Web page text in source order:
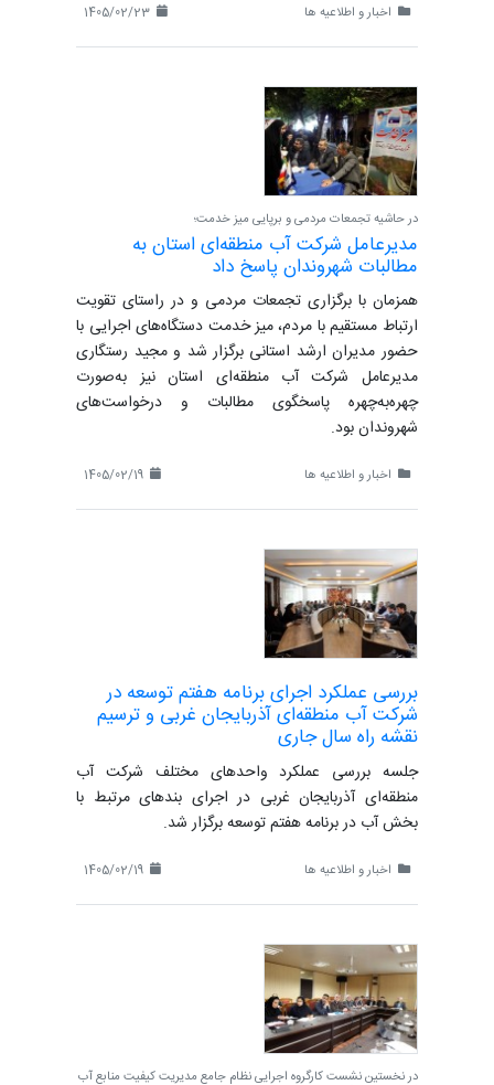
اخبار و اطلاعیه ها
در حاشیه تجمعات مردمی و برپایی میز خدمت؛
مدیرعامل شرکت آب منطقه‌ای استان به
مطالبات شهروندان پاسخ داد
همزمان با برگزاری تجمعات مردمی و در راستای تقویت
ارتباط مستقیم با مردم، میز خدمت دستگاه‌های اجرایی با
حضور مدیران ارشد استانی برگزار شد و مجید رستگاری
مدیرعامل شرکت آب منطقه‌ای استان نیز به‌صورت
چهره‌به‌چهره پاسخگوی مطالبات و درخواست‌های
شهروندان بود.
اخبار و اطلاعیه ها
بررسی عملکرد اجرای برنامه هفتم توسعه در
شرکت آب منطقه‌ای آذربایجان غربی و ترسیم
نقشه راه سال جاری
جلسه بررسی عملکرد واحدهای مختلف شرکت آب
منطقه‌ای آذربایجان غربی در اجرای بندهای مرتبط با
بخش آب در برنامه هفتم توسعه برگزار شد.
اخبار و اطلاعیه ها
در نخستین نشست کارگروه اجرایی نظام جامع مدیریت کیفیت منابع آب